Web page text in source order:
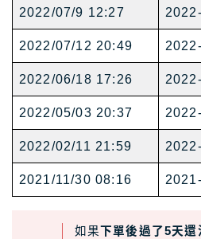
2022/07/9 12:27
2022/07/12 20:49
2022/06/18 17:26
2022/05/03 20:37
2022/02/11 21:59
2021/11/30 08:16
如果下單後過了5天還